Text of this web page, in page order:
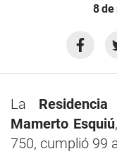
8 de
La
Mamerto Esquiú
750, cumplió 99